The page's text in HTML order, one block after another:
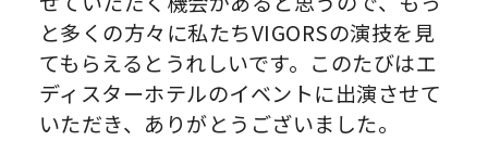
と多くの方々に私たちVIGORSの演技を見
てもらえるとうれしいです。このたびはエ
ディスターホテルのイベントに出演させて
いただき、ありがとうございました。